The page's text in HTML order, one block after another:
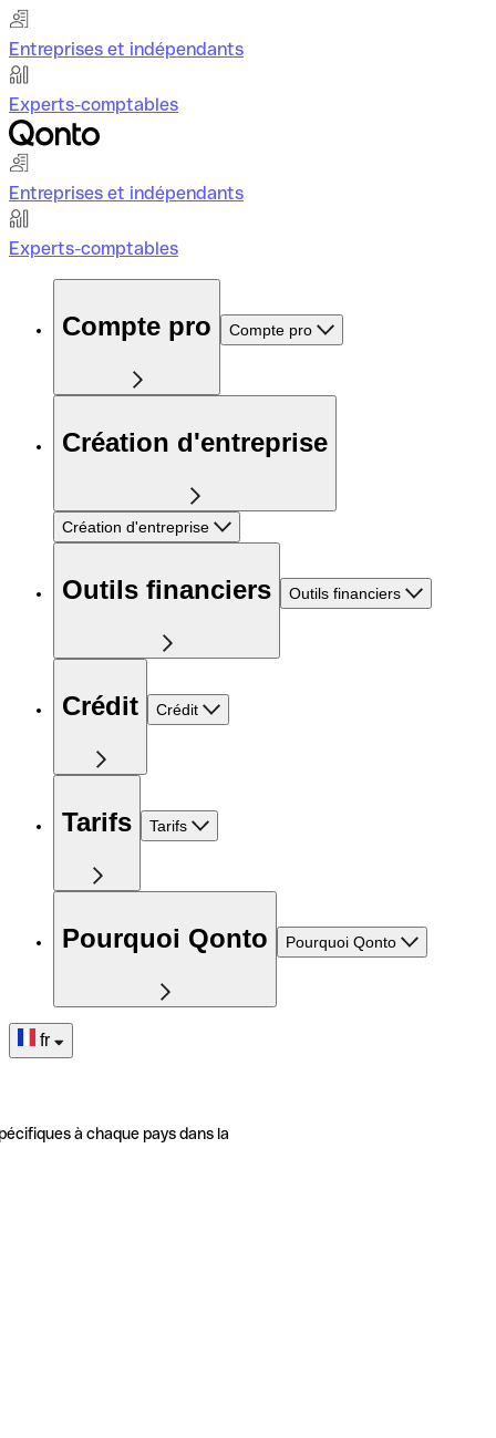
Entreprises et indépendants
Experts-comptables
Entreprises et indépendants
Experts-comptables
Compte pro Compte pro
Création d'entreprise
Création d'entreprise
Outils financiers Outils financiers
Crédit Crédit
Tarifs Tarifs
Pourquoi Qonto Pourquoi Qonto
fr
à chaque pays dans la